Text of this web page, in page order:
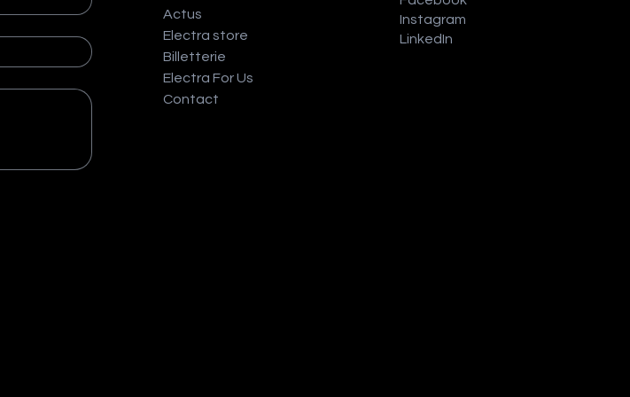
Actus
Electra store
Billetterie
Electra For Us
Contact
Instagram
LinkedIn